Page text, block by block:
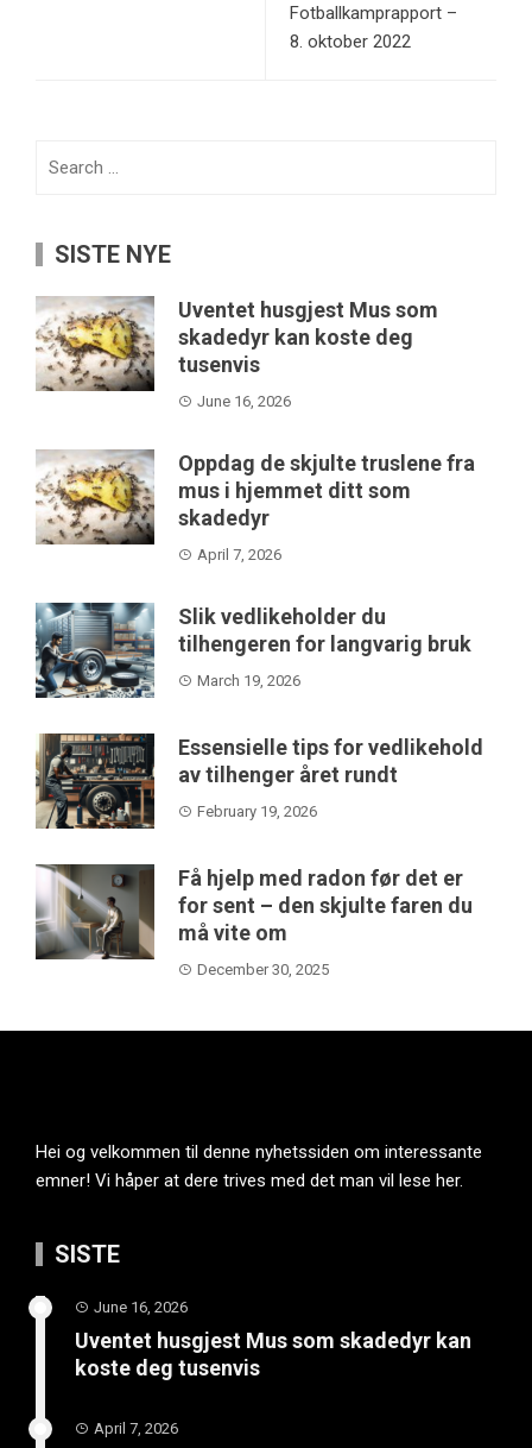
Fotballkamprapport –
8. oktober 2022
SISTE NYE
Uventet husgjest Mus som
skadedyr kan koste deg
tusenvis
June 16, 2026
Oppdag de skjulte truslene fra
mus i hjemmet ditt som
skadedyr
April 7, 2026
Slik vedlikeholder du
tilhengeren for langvarig bruk
March 19, 2026
Essensielle tips for vedlikehold
av tilhenger året rundt
February 19, 2026
Få hjelp med radon før det er
for sent – den skjulte faren du
må vite om
December 30, 2025
Hei og velkommen til denne nyhetssiden om interessante
emner! Vi håper at dere trives med det man vil lese her.
SISTE
June 16, 2026
Uventet husgjest Mus som skadedyr kan
koste deg tusenvis
April 7, 2026